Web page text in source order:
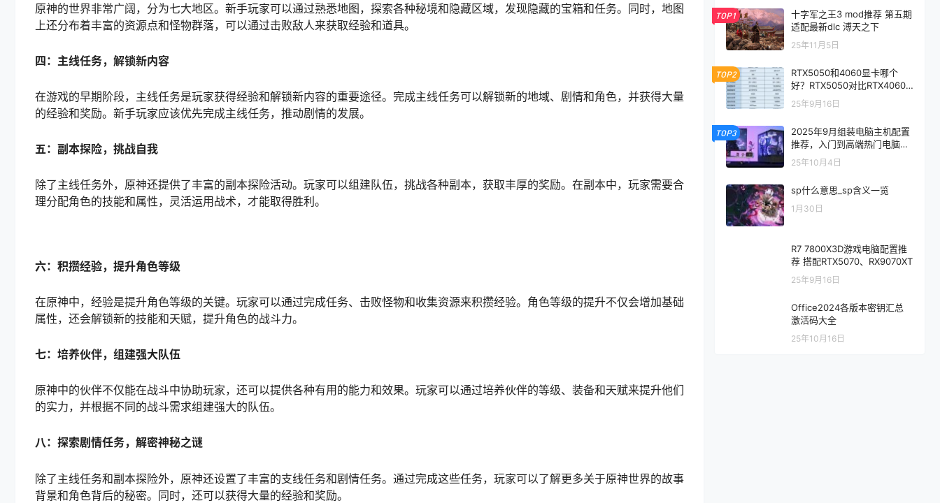
原神的世界非常广阔，分为七大地区。新手玩家可以通过熟悉地图，探索各种秘境和隐藏区域，发现隐藏的宝箱和任务。同时，地图
上还分布着丰富的资源点和怪物群落，可以通过击败敌人来获取经验和道具。
四：主线任务，解锁新内容
在游戏的早期阶段，主线任务是玩家获得经验和解锁新内容的重要途径。完成主线任务可以解锁新的地域、剧情和角色，并获得大量
的经验和奖励。新手玩家应该优先完成主线任务，推动剧情的发展。
五：副本探险，挑战自我
除了主线任务外，原神还提供了丰富的副本探险活动。玩家可以组建队伍，挑战各种副本，获取丰厚的奖励。在副本中，玩家需要合
理分配角色的技能和属性，灵活运用战术，才能取得胜利。
六：积攒经验，提升角色等级
在原神中，经验是提升角色等级的关键。玩家可以通过完成任务、击败怪物和收集资源来积攒经验。角色等级的提升不仅会增加基础
属性，还会解锁新的技能和天赋，提升角色的战斗力。
七：培养伙伴，组建强大队伍
原神中的伙伴不仅能在战斗中协助玩家，还可以提供各种有用的能力和效果。玩家可以通过培养伙伴的等级、装备和天赋来提升他们
的实力，并根据不同的战斗需求组建强大的队伍。
八：探索剧情任务，解密神秘之谜
除了主线任务和副本探险外，原神还设置了丰富的支线任务和剧情任务。通过完成这些任务，玩家可以了解更多关于原神世界的故事
背景和角色背后的秘密。同时，还可以获得大量的经验和奖励。
TOP1
十字军之王3 mod推荐 第五期
适配最新dlc 溥天之下
25年11月5日
TOP2
RTX5050和4060显卡哪个
好？RTX5050对比RTX4060/
5060性能评测
25年9月16日
TOP3
2025年9月组装电脑主机配置
推荐，入门到高端热门电脑配
置方案
25年10月4日
sp什么意思_sp含义一览
1月30日
R7 7800X3D游戏电脑配置推
荐 搭配RTX5070、RX9070XT
25年9月16日
Office2024各版本密钥汇总
激活码大全
25年10月16日